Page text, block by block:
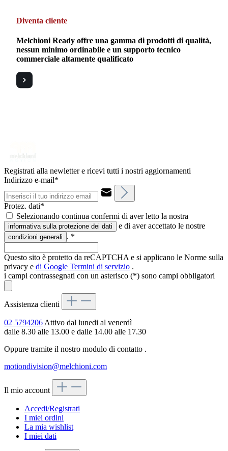
Diventa cliente
Melchioni Ready offre una gamma di prodotti di qualità,
nessun minimo ordinabile e un supporto tecnico
commerciale altamente qualificato
Registrati alla newletter e ricevi tutti i nostri aggiornamenti
Indirizzo e-mail*
Protez. dati*
Selezionando continua confermi di aver letto la nostra
informativa sulla protezione dei dati e di aver accettato le nostre
condizioni generali . *
Questo sito è protetto da reCAPTCHA e si applicano le Norme sulla
privacy e di Google Termini di servizio .
i campi contrassegnati con un asterisco (*) sono campi obbligatori
Assistenza clienti
02 5794206Attivo dal lunedi al venerdì
dalle 8.30 alle 13.00 e dalle 14.00 alle 17.30
Oppure tramite il nostro modulo di contatto .
motiondivision@melchioni.com
Il mio account
Accedi/Registrati
I miei ordini
La mia wishlist
I miei dati